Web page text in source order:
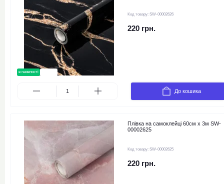
в наявності
Код товару: SW-00002626
220 грн.
До кошика
Плівка на самоклейці 60см х 3м SW-
00002625
Код товару: SW-00002625
220 грн.